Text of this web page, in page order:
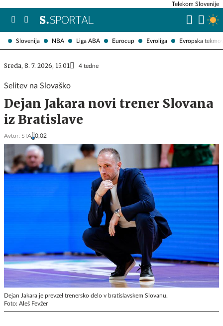
Slovenija NBA Liga ABA Eurocup Evroliga Evropska
Telekom Slovenije
Sreda, 8. 7. 2026, 15.01 4 tedne
Selitev na Slovaško
Dejan Jakara novi trener Slovana
iz Bratislave
Avtor: STA 0,02
Dejan Jakara je prevzel trenersko delo v bratislavskem Slovanu.
Foto: Aleš Fevžer